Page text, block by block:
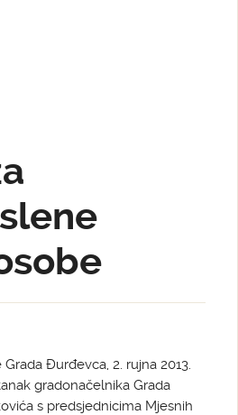
Đurđevca, 2. rujna 2013.
gradonačelnika Grada
s predsjednicima Mjesnih